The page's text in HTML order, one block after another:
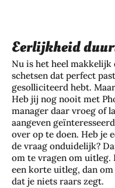
Eerlijkheid
Nu is het heel makkelijk
schetsen dat perfect
gesolliciteerd hebt.
Heb jij nog nooit met
manager daar vroeg of
aangeven
over op te doen. Heb je
de vraag onduidelijk?
om te vragen om uitleg.
een korte uitleg, dan
dat je niets raars zegt.